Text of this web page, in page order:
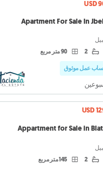
USD
Apartment For Sale In
2 90 متر مربع
عمل موثوق
USD
Appartment for Sale in
2 145 متر مربع